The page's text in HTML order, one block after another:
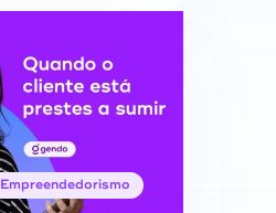
Empreendedorismo